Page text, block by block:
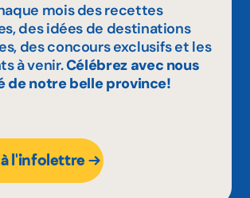
mois des recettes
des idées de destinations
des concours exclusifs et les
à venir.Célébrez avec nous
de notre belle province!
l'infolettre